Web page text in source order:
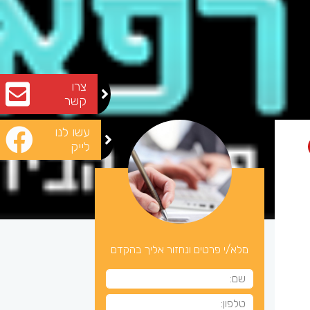
צרו
קשר
עשו לנו
לייק
מלא/י פרטים ונחזור אליך בהקדם